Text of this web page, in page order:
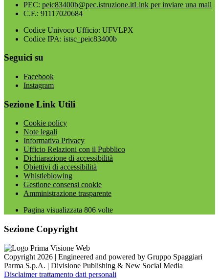
PEC: peic83400b@pec.istruzione.itLink per inviare una mail
C.F.: 91117020684
Codice Univoco Ufficio: UFVLPX
Codice IPA: istsc_peic83400b
Seguici su
Facebook
Instagram
Sezione Link Utili
Cookie policy
Note legali
Informativa Privacy
Ufficio Relazioni con il Pubblico
Dichiarazione di accessibilità
Obiettivi di accessibilità
Whistleblowing
Gestione consensi cookie
Amministrazione trasparente
Pagina visualizzata 806 volte
Sezione Copyright
Copyright 2026 | Engineered and powered by Gruppo Spaggiari
Parma S.p.A. | Divisione Publishing & New Social Media
Disclaimer trattamento dati personali